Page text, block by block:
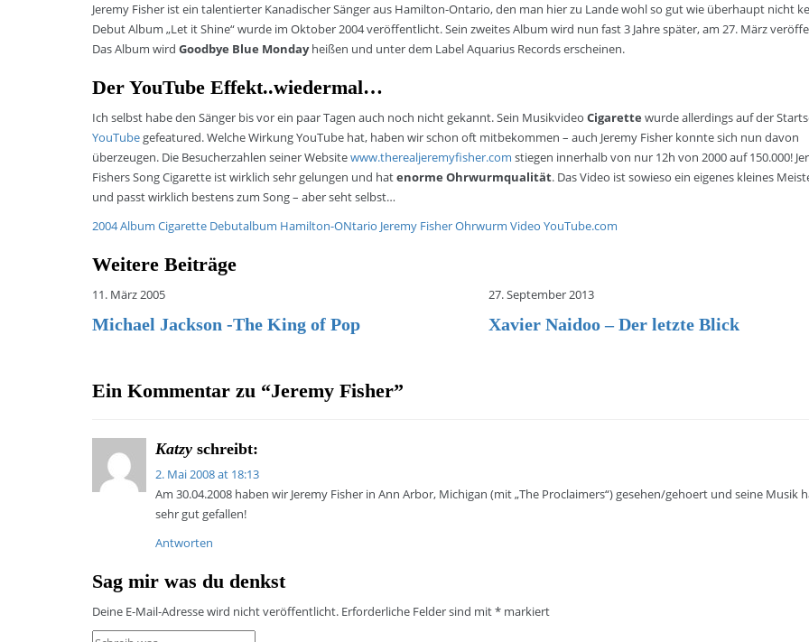
Jeremy Fisher ist ein talentierter Kanadischer Sänger aus Hamilton-Ontario, den man hier zu Lande wohl so gut wie überhaupt nicht
Debut Album „Let it Shine“ wurde im Oktober 2004 veröffentlicht. Sein zweites Album wird nun fast 3 Jahre später, am 27. März
Das Album wird Goodbye Blue Mondayheißen und unter dem Label Aquarius Records erscheinen.
Der YouTube Effekt..wiedermal…
Ich selbst habe den Sänger bis vor ein paar Tagen auch noch nicht gekannt. Sein Musikvideo Cigarette wurde allerdings auf der
YouTube gefeatured. Welche Wirkung YouTube hat, haben wir schon oft mitbekommen – auch Jeremy Fisher konnte sich nun davon
überzeugen. Die Besucherzahlen seiner Websitewww.therealjeremyfisher.com stiegen innerhalb von nur 12h von 2000 auf 150.000!
Fishers Song Cigarette ist wirklich sehr gelungen und hatenorme Ohrwurmqualität. Das Video ist sowieso ein eigenes kleines
und passt wirklich bestens zum Song – aber seht selbst…
2004Album Cigarette Debutalbum Hamilton-ONtario Jeremy FisherOhrwurm Video YouTube.com
Weitere Beiträge
11. März 2005
Michael Jackson -The King of Pop
27. September 2013
Xavier Naidoo – Der letzte Blick
Ein Kommentar zu “Jeremy Fisher”
Katzy schreibt:
2. Mai 2008 at 18:13
Am 30.04.2008 haben wir Jeremy Fisher in Ann Arbor, Michigan (mit „The Proclaimers“) gesehen/gehoert und seine Musik
sehr gut gefallen!
Antworten
Sag mir was du denkst
Deine E-Mail-Adresse wird nicht veröffentlicht. Erforderliche Felder sind mit* markiert